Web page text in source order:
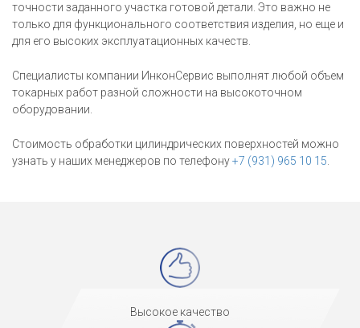
точности заданного участка готовой детали. Это важно не
только для функционального соответствия изделия, но еще и
для его высоких эксплуатационных качеств.
Специалисты компании ИнконСервис выполнят любой объем
токарных работ разной сложности на высокоточном
оборудовании.
Стоимость обработки цилиндрических поверхностей можно
узнать у наших менеджеров по телефону+7 (931) 965 10 15
Высокое качество